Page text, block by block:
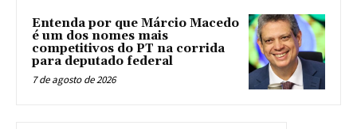
Entenda por que Márcio Macedo
é um dos nomes mais
competitivos do PT na corrida
para deputado federal
7 de agosto de 2026